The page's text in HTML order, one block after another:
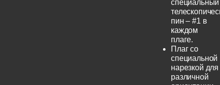
специальный
пин – #1 в
каждом
плаге.
Плаг со
специальной
нарезкой для
различной